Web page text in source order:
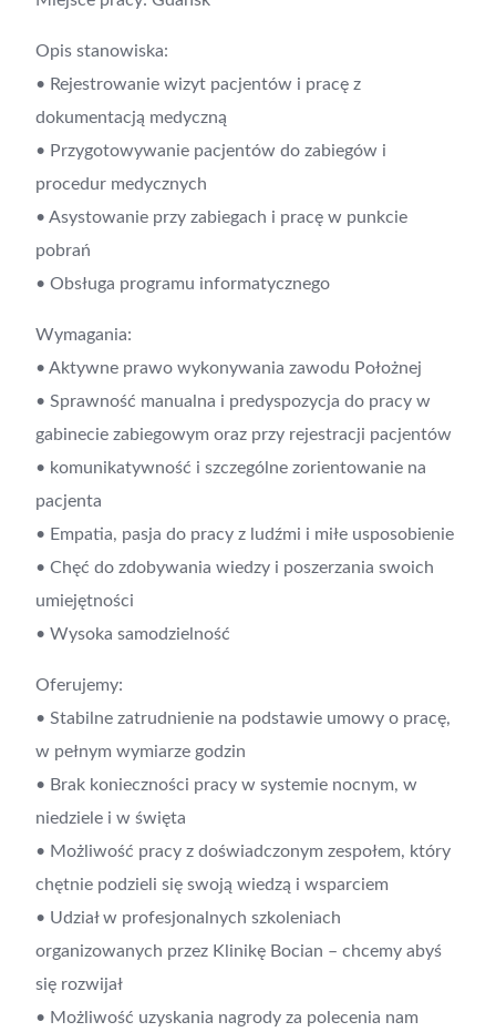
Opis stanowiska:
• Rejestrowanie wizyt pacjentów i pracę z
dokumentacją medyczną
• Przygotowywanie pacjentów do zabiegów i
procedur medycznych
• Asystowanie przy zabiegach i pracę w punkcie
pobrań
• Obsługa programu informatycznego
Wymagania:
• Aktywne prawo wykonywania zawodu Położnej
• Sprawność manualna i predyspozycja do pracy w
gabinecie zabiegowym oraz przy rejestracji pacjentów
• komunikatywność i szczególne zorientowanie na
pacjenta
• Empatia, pasja do pracy z ludźmi i miłe usposobienie
• Chęć do zdobywania wiedzy i poszerzania swoich
umiejętności
• Wysoka samodzielność
Oferujemy:
• Stabilne zatrudnienie na podstawie umowy o pracę,
w pełnym wymiarze godzin
• Brak konieczności pracy w systemie nocnym, w
niedziele i w święta
• Możliwość pracy z doświadczonym zespołem, który
chętnie podzieli się swoją wiedzą i wsparciem
• Udział w profesjonalnych szkoleniach
organizowanych przez Klinikę Bocian – chcemy abyś
się rozwijał
• Możliwość uzyskania nagrody za polecenia nam